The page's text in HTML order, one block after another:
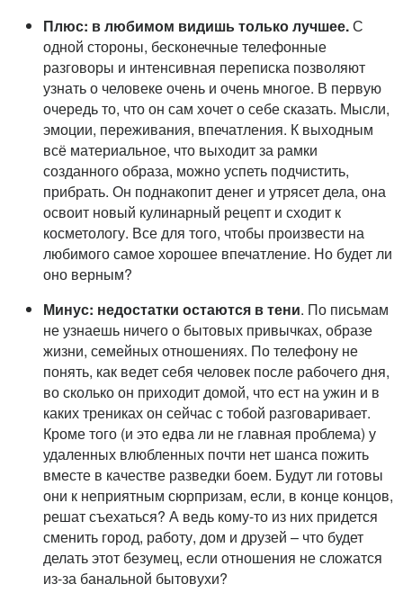
Плюс: в любимом видишь только лучшее.С
одной стороны, бесконечные телефонные
разговоры и интенсивная переписка позволяют
узнать о человеке очень и очень многое. В первую
очередь то, что он сам хочет о себе сказать. Мысли,
эмоции, переживания, впечатления. К выходным
всё материальное, что выходит за рамки
созданного образа, можно успеть подчистить,
прибрать. Он поднакопит денег и утрясет дела, она
освоит новый кулинарный рецепт и сходит к
косметологу. Все для того, чтобы произвести на
любимого самое хорошее впечатление. Но будет ли
оно верным?
Минус: недостатки остаются в тени. По письмам
не узнаешь ничего о бытовых привычках, образе
жизни, семейных отношениях. По телефону не
понять, как ведет себя человек после рабочего дня,
во сколько он приходит домой, что ест на ужин и в
каких трениках он сейчас с тобой разговаривает.
Кроме того (и это едва ли не главная проблема) у
удаленных влюбленных почти нет шанса пожить
вместе в качестве разведки боем. Будут ли готовы
они к неприятным сюрпризам, если, в конце концов,
решат съехаться? А ведь кому-то из них придется
сменить город, работу, дом и друзей – что будет
делать этот безумец, если отношения не сложатся
из-за банальной бытовухи?